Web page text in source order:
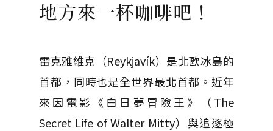
地方來一杯咖啡吧！
雷克雅維克（Reykjavík）是北歐冰島的
首都，同時也是全世界最北首都。近年
來因電影《白日夢冒險王》（The
Secret Life of Walter Mitty）與追逐極